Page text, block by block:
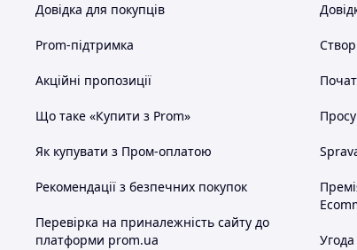
Довідка для покупців
Prom-підтримка
Акційні пропозиції
Що таке «Купити з Prom»
Як купувати з Пром-оплатою
Рекомендації з безпечних покупок
Перевірка на приналежність сайту до
платформи prom.ua